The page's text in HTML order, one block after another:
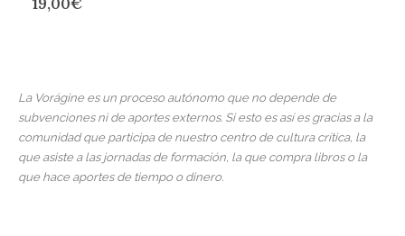
La Vorágine es un proceso autónomo que no depende de
subvenciones ni de aportes externos. Si esto es así es gracias a la
comunidad que participa de nuestro centro de cultura crítica, la
que asiste a las jornadas de formación, la que compra libros o la
que hace aportes de tiempo o dinero.